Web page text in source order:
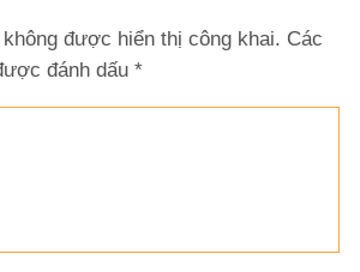
được hiển thị công khai. Các
đánh dấu *